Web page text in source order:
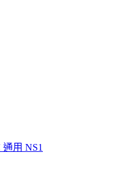
用 NS1